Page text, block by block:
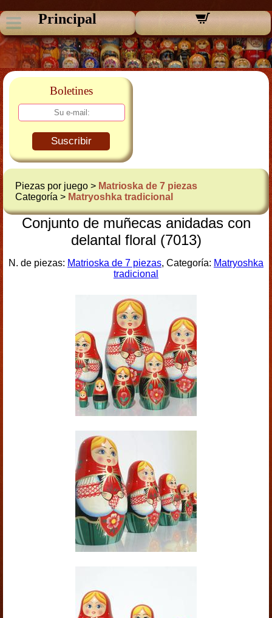
Principal
Boletines
Suscribir
Piezas por juego > Matrioska de 7 piezas
Categoría > Matryoshka tradicional
Conjunto de muñecas anidadas con
delantal floral (7013)
N. de piezas: Matrioska de 7 piezas, Categoría: Matryoshka
tradicional